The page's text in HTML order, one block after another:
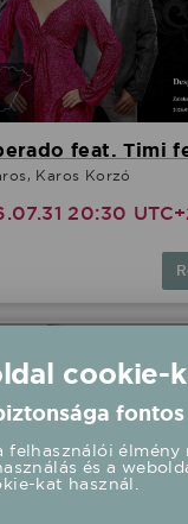
feat. Timi
Karos Korzó
20:30
cookie-
felhasználói élmény
és a
kat használ.